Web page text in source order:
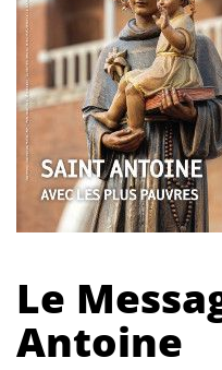
Le
Antoine